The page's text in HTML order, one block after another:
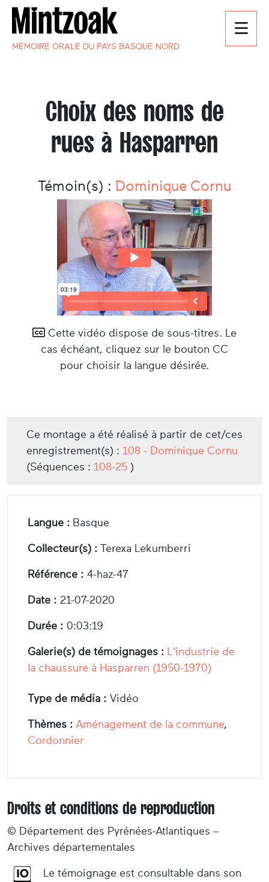
MÉMOIRE ORALE DU PAYS BASQUE NORD
Choix des noms de
rues à Hasparren
Témoin(s) : Dominique Cornu
Cette vidéo dispose de sous-titres. Le
cas échéant, cliquez sur le bouton CC
pour choisir la langue désirée.
Ce montage a été réalisé à partir de cet/ces
enregistrement(s) : 108 - Dominique Cornu
(Séquences : 108-25 )
Langue : Basque
Collecteur(s) : Terexa Lekumberri
Référence : 4-haz-47
Date : 21-07-2020
Durée : 0:03:19
Galerie(s) de témoignages : L'industrie de
la chaussure à Hasparren (1950-1970)
Type de média : Vidéo
Thèmes : Aménagement de la commune,
Cordonnier
Droits et conditions de reproduction
© Département des Pyrénées-Atlantiques –
Archives départementales
Le témoignage est consultable dans son